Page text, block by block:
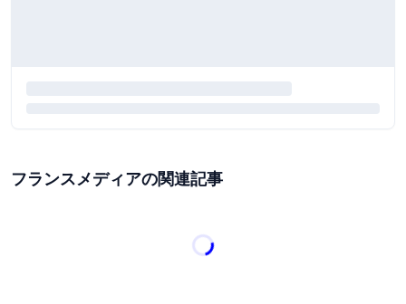
フランスメディアの関連記事